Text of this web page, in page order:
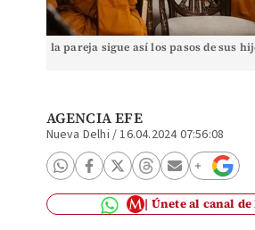
la pareja sigue así los pasos de sus
AGENCIA EFE
Nueva Delhi /16.04.2024 07:56:08
Únete al canal